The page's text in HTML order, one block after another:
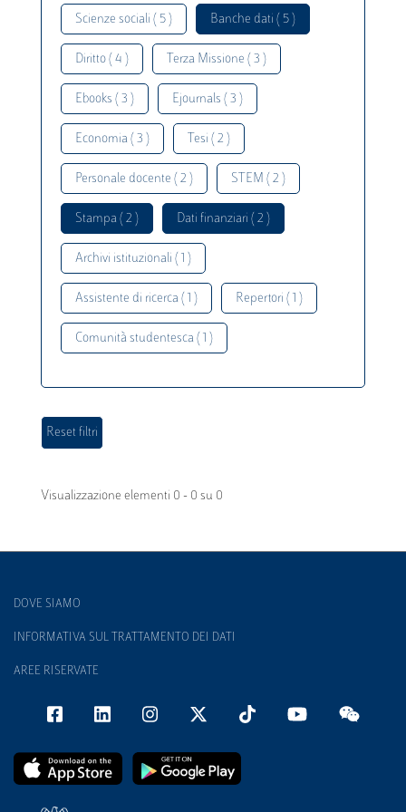
Scienze sociali ( 5 ) Banche dati ( 5 )
Diritto ( 4 ) Terza Missione ( 3 )
Ebooks ( 3 ) Ejournals ( 3 )
Economia ( 3 ) Tesi ( 2 )
Personale docente ( 2 ) STEM ( 2 )
Stampa ( 2 ) Dati finanziari ( 2 )
Archivi istituzionali ( 1 )
Assistente di ricerca ( 1 ) Repertori ( 1 )
Comunità studentesca ( 1 )
Visualizzazione elementi 0 - 0 su 0
DOVE SIAMO
INFORMATIVA SUL TRATTAMENTO DEI DATI
AREE RISERVATE